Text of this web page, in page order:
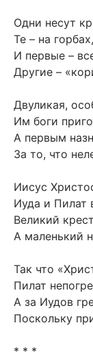
Одни несут
Те – на
И первые –
Другие –
Двуликая,
Им боги
А первым
За то, что
Иисус
Иуда и Пилат
Великий
А маленький
Так что
Пилат
А за Иудов
Поскольку
* * *